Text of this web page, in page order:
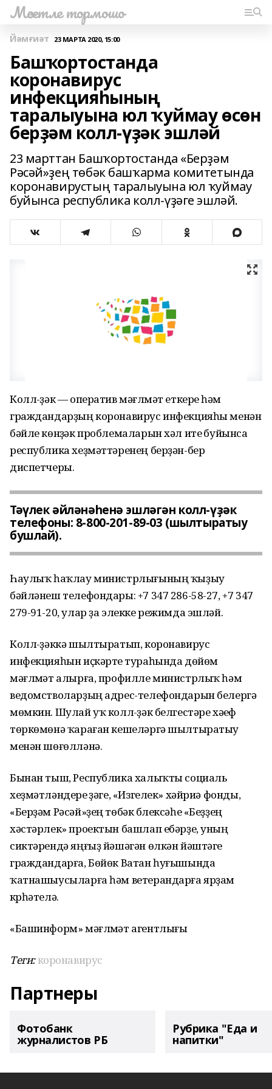
Мәсетле тормошо
Йәмғиәт 23 МАРТА 2020, 15:00
Башҡортостанда
коронавирус
инфекцияһының
таралыуына юл ҡуймау өсөн
берҙәм колл-үҙәк эшләй
23 марттан Башҡортостанда «Берҙәм
Рәсәй»ҙең төбәк башҡарма комитетында
коронавирустың таралыуына юл ҡуймау
буйынса республика колл-үҙәге эшләй.
Колл-үҙәк — оператив мәғлүмәт еткереү һәм
граждандарҙың коронавирус инфекцияһы менән
бәйле көнүҙәк проблемаларын хәл итеү буйынса
республика хеҙмәттәренең берҙән-бер
диспетчеры.
Тәүлек әйләнәһенә эшләгән колл-үҙәк
телефоны: 8-800-201-89-03 (шылтыратыу
бушлай).
Һаулыҡ һаҡлау министрлығының ҡыҙыу
бәйләнеш телефондары: +7 347 286-58-27, +7 347
279-91-20, улар ҙа элекке режимда эшләй.
Колл-үҙәккә шылтыратып, коронавирус
инфекцияһын иҫкәртеү тураһында дөйөм
мәғлүмәт алырға, профилле министрлыҡ һәм
ведомстволарҙың адрес-телефондарын белергә
мөмкин. Шулай уҡ колл-үҙәк белгестәре хәүеф
төркөмөнә ҡараған кешеләргә шылтыратыу
менән шөғөлләнә.
Бынан тыш, Республика халыҡты социаль
хеҙмәтләндереү үҙәге, «Изгелек» хәйриә фонды,
«Берҙәм Рәсәй»ҙең төбәк бүлексәһе «Беҙҙең
хәстәрлек» проектын башлап ебәрҙе, уның
сиктәрендә яңғыҙ йәшәгән өлкән йәштәге
граждандарға, Бөйөк Ватан һуғышында
ҡатнашыусыларға һәм ветерандарға ярҙам
күрһәтелә.
«Башинформ» мәғлүмәт агентлығы
Теги:коронавирус
Партнеры
Фотобанк
журналистов РБ
Рубрика "Еда и
напитки"